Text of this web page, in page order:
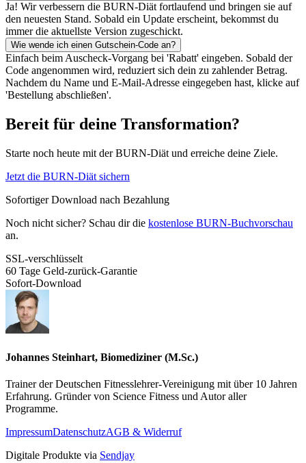
Ja! Wir verbessern die BURN-Diät fortlaufend und bringen sie auf
den neuesten Stand. Sobald ein Update erscheint, bekommst du
immer die aktuellste Version zugeschickt.
Wie wende ich einen Gutschein-Code an?
Einfach beim Auscheck-Vorgang bei 'Rabatt' eingeben. Sobald der
Code angenommen wird, reduziert sich dein zu zahlender Betrag.
Nachdem du Name und E-Mail-Adresse eingegeben hast, klicke auf
'Bestellung abschließen'.
Bereit für deine Transformation?
Starte noch heute mit der BURN-Diät und erreiche deine Ziele.
Jetzt die BURN-Diät sichern
Sofortiger Download nach Bezahlung
Noch nicht sicher? Schau dir die kostenlose BURN-Buchvorschau
an.
SSL-verschlüsselt
60 Tage Geld-zurück-Garantie
Sofort-Download
Johannes Steinhart, Biomediziner (M.Sc.)
Trainer der Deutschen Fitnesslehrer-Vereinigung mit über 10 Jahren
Erfahrung. Gründer von Science Fitness und Autor aller
Programme.
ImpressumDatenschutzAGB & Widerruf
Digitale Produkte via Sendjay